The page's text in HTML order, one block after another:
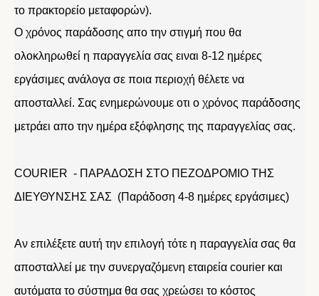
το πρακτορείο μεταφορών).
Ο χρόνος παράδοσης απο την στιγμή που θα
ολοκληρωθεί η παραγγελία σας ειναι 8-12 ημέρες
εργάσιμες ανάλογα σε ποια περιοχή θέλετε να
αποσταλλεί. Σας ενημερώνουμε οτι ο χρόνος παράδοσης
μετράει απο την ημέρα εξόφλησης της παραγγελίας σας.
COURIER - ΠΑΡΑΔΟΣΗ ΣΤΟ ΠΕΖΟΔΡΟΜΙΟ ΤΗΣ
ΔΙΕΥΘΥΝΣΗΣ ΣΑΣ (Παράδοση 4-8 ημέρες εργάσιμες)
Αν επιλέξετε αυτή την επιλογή τότε η παραγγελία σας θα
αποσταλλεί με την συνεργαζόμενη εταιρεία courier και
αυτόματα το σύστημα θα σας χρεώσει το κόστος